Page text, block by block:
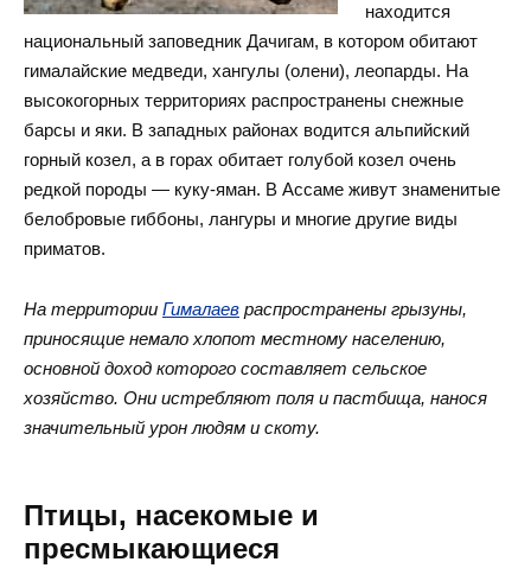
находится
национальный заповедник Дачигам, в котором обитают
гималайские медведи, хангулы (олени), леопарды. На
высокогорных территориях распространены снежные
барсы и яки. В западных районах водится альпийский
горный козел, а в горах обитает голубой козел очень
редкой породы — куку-яман. В Ассаме живут знаменитые
белобровые гиббоны, лангуры и многие другие виды
приматов.
На территории Гималаев распространены грызуны,
приносящие немало хлопот местному населению,
основной доход которого составляет сельское
хозяйство. Они истребляют поля и пастбища, нанося
значительный урон людям и скоту.
Птицы, насекомые и
пресмыкающиеся